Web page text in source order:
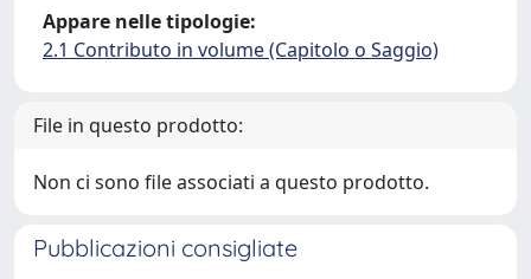
Appare nelle tipologie:
2.1 Contributo in volume (Capitolo o Saggio)
File in questo prodotto:
Non ci sono file associati a questo prodotto.
Pubblicazioni consigliate